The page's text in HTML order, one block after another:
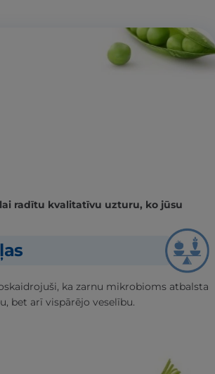
radītu kvalitatīvu uzturu, ko jūsu
ka zarnu mikrobioms atbalsta
bet arī vispārējo veselību.